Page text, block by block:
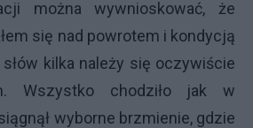
można wywnioskować, że
się nad powrotem i kondycją
kilka należy się oczywiście
Wszystko chodziło jak w
wyborne brzmienie, gdzie